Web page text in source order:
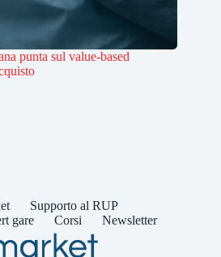
punta sul value-based
Supporto al RUP
gare
Corsi Newsletter